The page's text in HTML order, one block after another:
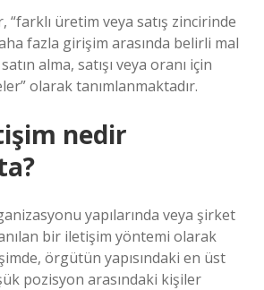
“farklı üretim veya satış zincirinde
fazla girişim arasında belirli mal
alma, satışı veya oranı için
olarak tanımlanmaktadır.
nedir
yapılarında veya şirket
bir iletişim yöntemi olarak
örgütün yapısındaki en üst
pozisyon arasındaki kişiler